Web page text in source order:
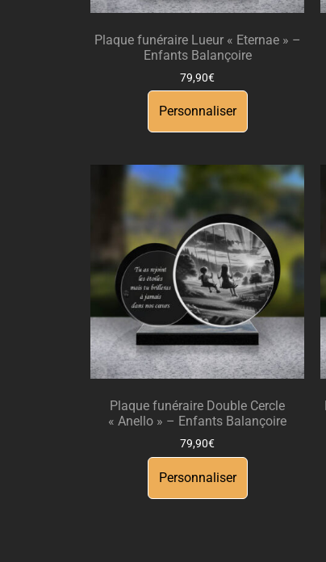
Plaque funéraire Lueur « Eternae » –
Enfants Balançoire
79,90€
Personnaliser
Plaque funéraire Double Cercle
« Anello » – Enfants Balançoire
79,90€
Personnaliser